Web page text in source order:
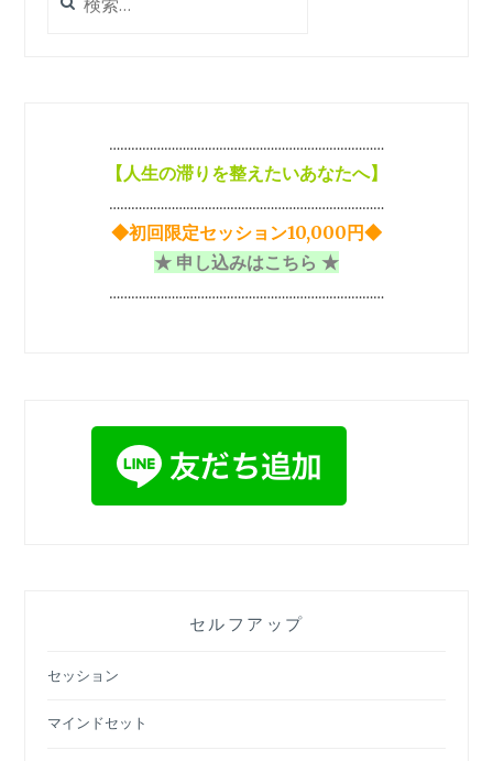
索:
…………………………………………………………………
【人生の滞りを整えたいあなたへ】
…………………………………………………………………
◆初回限定セッション10,000円◆
★ 申し込みはこちら ★
…………………………………………………………………
セルフアップ
セッション
マインドセット